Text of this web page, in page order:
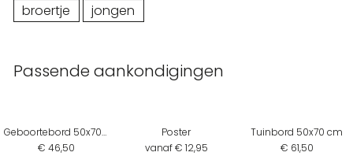
broertje jongen
Passende aankondigingen
Geboortebord 50x70 cm
€ 46,50
Poster
vanaf € 12,95
Tuinbord 50x70 cm
€ 61,50